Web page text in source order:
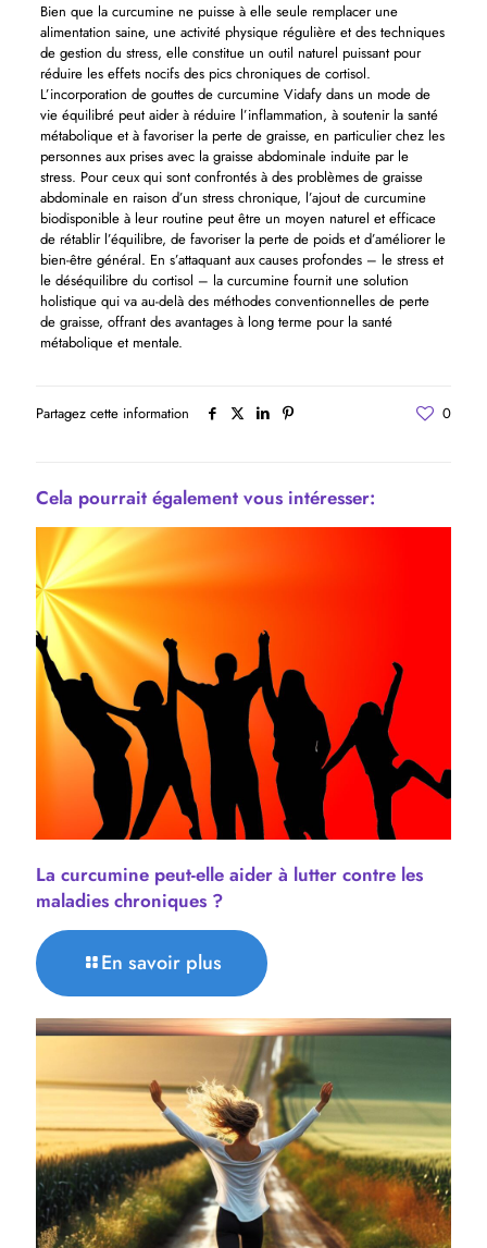
Bien que la curcumine ne puisse à elle seule remplacer une
alimentation saine, une activité physique régulière et des techniques
de gestion du stress, elle constitue un outil naturel puissant pour
réduire les effets nocifs des pics chroniques de cortisol.
L’incorporation de gouttes de curcumine Vidafy dans un mode de
vie équilibré peut aider à réduire l’inflammation, à soutenir la santé
métabolique et à favoriser la perte de graisse, en particulier chez les
personnes aux prises avec la graisse abdominale induite par le
stress. Pour ceux qui sont confrontés à des problèmes de graisse
abdominale en raison d’un stress chronique, l’ajout de curcumine
biodisponible à leur routine peut être un moyen naturel et efficace
de rétablir l’équilibre, de favoriser la perte de poids et d’améliorer le
bien-être général. En s’attaquant aux causes profondes – le stress et
le déséquilibre du cortisol – la curcumine fournit une solution
holistique qui va au-delà des méthodes conventionnelles de perte
de graisse, offrant des avantages à long terme pour la santé
métabolique et mentale.
Partagez cette information 0
Cela pourrait également vous intéresser:
La curcumine peut-elle aider à lutter contre les
maladies chroniques ?
En savoir plus